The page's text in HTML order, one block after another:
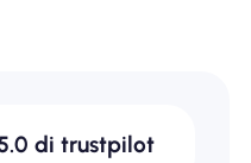
di trustpilot